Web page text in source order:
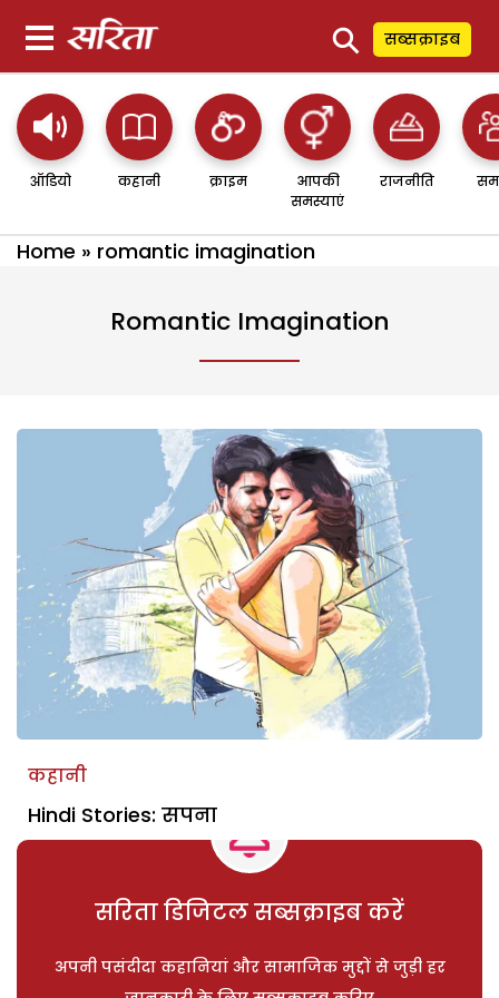
⚲ सब्सक्राइब
ऑडियो कहानी क्राइम
आपकी
समस्याएं
राजनीति
Home » romantic imagination
Romantic Imagination
कहानी
Hindi Stories: सपना
सरिता डिजिटल सब्सक्राइब करें
अपनी पसंदीदा कहानियां और सामाजिक मुद्दों से जुड़ी हर